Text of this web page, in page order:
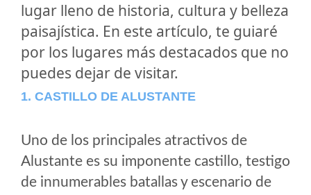
lugar lleno de historia, cultura y belleza
paisajística. En este artículo, te guiaré
por los lugares más destacados que no
puedes dejar de visitar.
1. CASTILLO DE ALUSTANTE
Uno de los principales atractivos de
Alustante es su imponente castillo, testigo
de innumerables batallas y escenario de